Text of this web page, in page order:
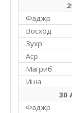
Фаджр
Восход
Зухр
Аср
Магриб
Иша
30
Фаджр